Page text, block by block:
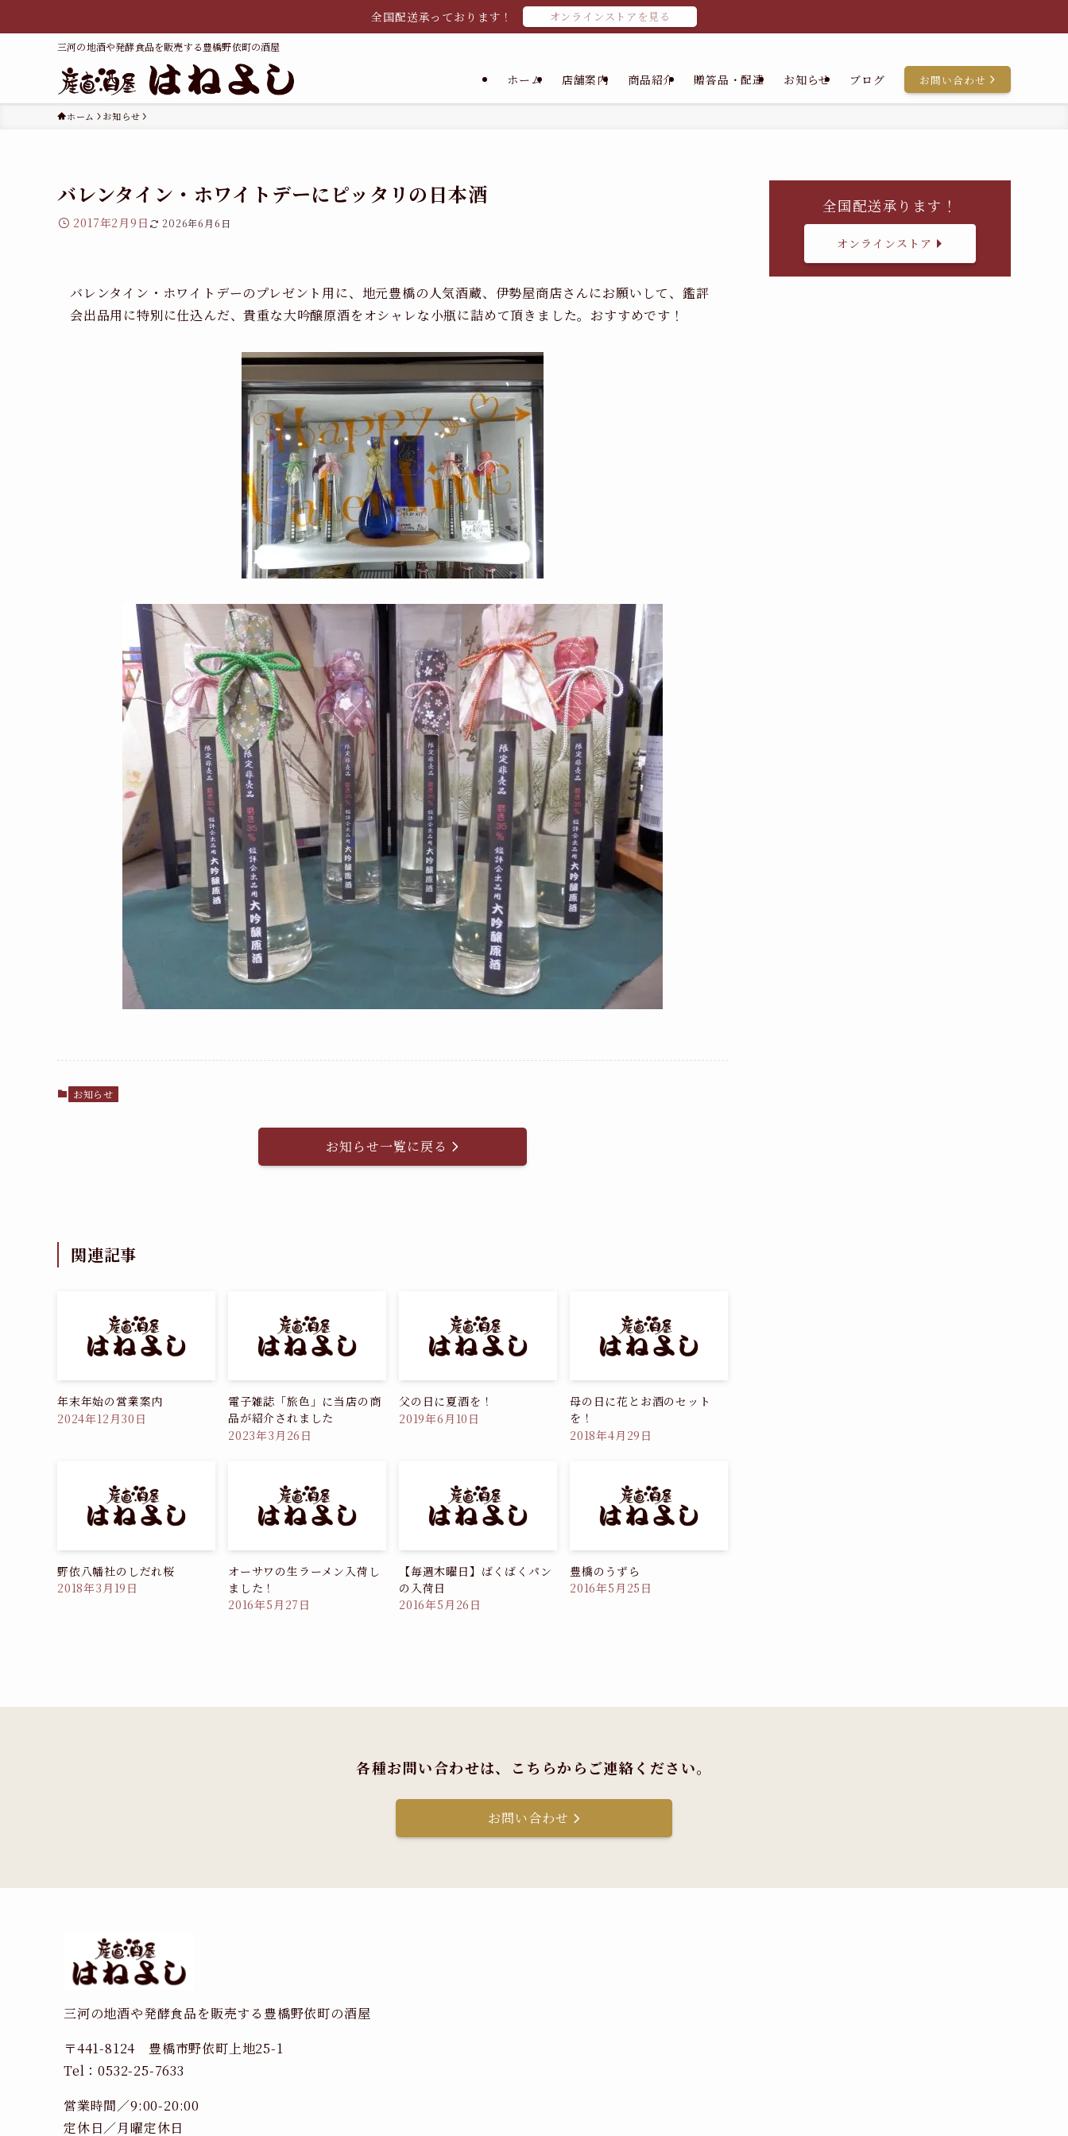
全国配送承っております！ オンラインストアを見る
三河の地酒や発酵食品を販売する豊橋野依町の酒屋
ホーム 店舗案内 商品紹介 贈答品・配達 お知らせ ブログ お問い合わせ
ホーム お知らせ
バレンタイン・ホワイトデーにピッタリの日本酒
2017年2月9日 2026年6月6日
バレンタイン・ホワイトデーのプレゼント用に、地元豊橋の人気酒蔵、伊勢屋商店さんにお願いして、鑑評
会出品用に特別に仕込んだ、貴重な大吟醸原酒をオシャレな小瓶に詰めて頂きました。おすすめです！
お知らせ
お知らせ一覧に戻る
関連記事
年末年始の営業案内
2024年12月30日
電子雑誌「旅色」に当店の商
品が紹介されました
2023年3月26日
父の日に夏酒を！
2019年6月10日
母の日に花とお酒のセット
を！
2018年4月29日
野依八幡社のしだれ桜
2018年3月19日
オーサワの生ラーメン入荷し
ました！
2016年5月27日
【毎週木曜日】ばくばくパン
の入荷日
2016年5月26日
豊橋のうずら
2016年5月25日
全国配送承ります！
オンラインストア
各種お問い合わせは、 こちらからご連絡ください。
お問い合わせ
三河の地酒や発酵食品を販売する豊橋野依町の酒屋
〒441-8124 豊橋市野依町上地25-1
Tel：0532-25-7633
営業時間／9:00-20:00
定休日／月曜定休日